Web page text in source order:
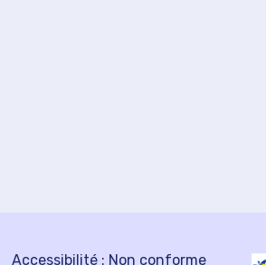
Accessibilité : Non conforme